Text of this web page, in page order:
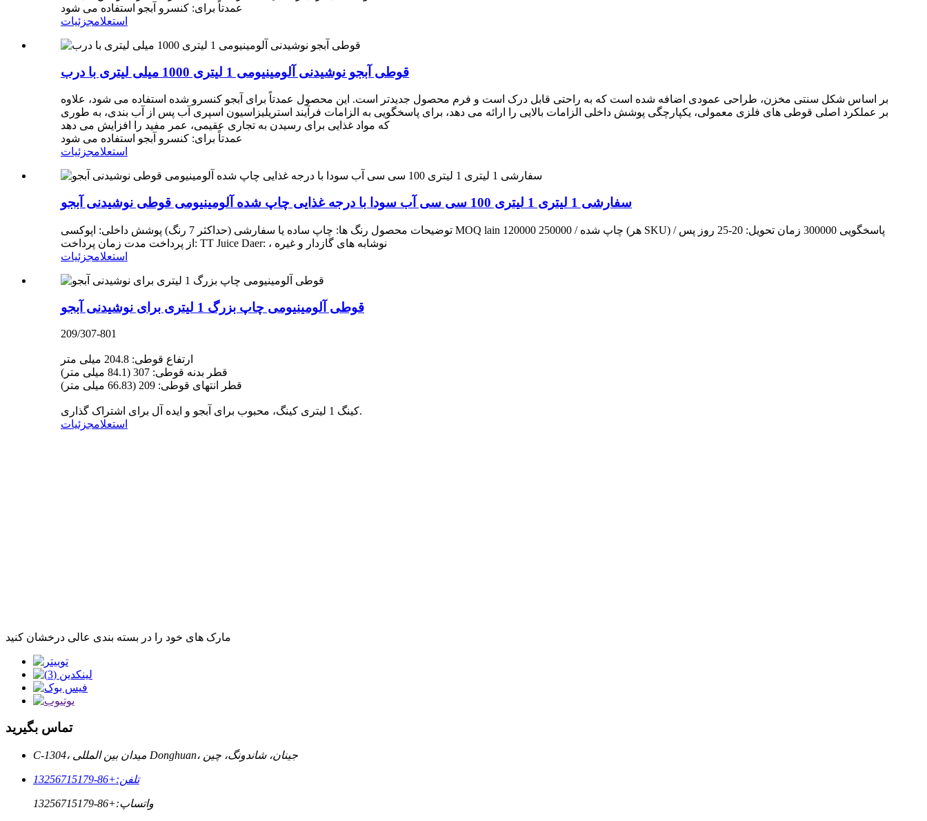
عمدتاً برای: کنسرو آبجو استفاده می شود
استعلامجزئیات
قوطی آبجو نوشیدنی آلومینیومی 1 لیتری 1000 میلی لیتری با درب
بر اساس شکل سنتی مخزن، طراحی عمودی اضافه شده است که به راحتی قابل درک است و فرم محصول جدیدتر است. این محصول عمدتاً برای آبجو کنسرو شده استفاده می شود، علاوه
بر عملکرد اصلی قوطی های فلزی معمولی، یکپارچگی پوشش داخلی الزامات بالایی را ارائه می دهد، برای پاسخگویی به الزامات فرآیند استریلیزاسیون اسپری آب پس از آب بندی، به طوری
که مواد غذایی برای رسیدن به تجاری عقیمی، عمر مفید را افزایش می دهد
عمدتاً برای: کنسرو آبجو استفاده می شود
استعلامجزئیات
سفارشی 1 لیتری 1 لیتری 100 سی سی آب سودا با درجه غذایی چاپ شده آلومینیومی قوطی نوشیدنی آبجو
توضیحات محصول رنگ ها: چاپ ساده یا سفارشی (حداکثر 7 رنگ) پوشش داخلی: اپوکسی MOQ lain 120000 چاپ شده / 250000 (هر SKU) / پاسخگویی 300000 زمان تحویل: 20-25 روز پس
از پرداخت مدت زمان پرداخت: TT Juice Daer: ، نوشابه های گازدار و غیره
استعلامجزئیات
قوطی آلومینیومی چاپ بزرگ 1 لیتری برای نوشیدنی آبجو
209/307-801
ارتفاع قوطی: 204.8 میلی متر
قطر بدنه قوطی: 307 (84.1 میلی متر)
قطر انتهای قوطی: 209 (66.83 میلی متر)
کینگ 1 لیتری کینگ، محبوب برای آبجو و ایده آل برای اشتراک گذاری.
استعلامجزئیات
مارک های خود را در بسته بندی عالی درخشان کنید
تماس بگیرید
C-1304، میدان بین المللی Donghuan، جینان، شاندونگ، چین
تلفن:+86-13256715179
واتساپ:+86-13256715179